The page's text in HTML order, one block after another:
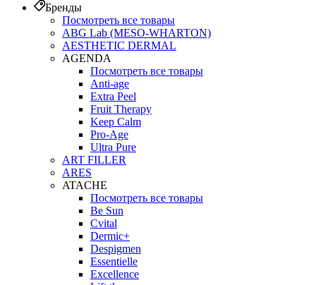
Бренды
Посмотреть все товары
ABG Lab (MESO-WHARTON)
AESTHETIC DERMAL
AGENDA
Посмотреть все товары
Anti-age
Extra Peel
Fruit Therapy
Keep Calm
Pro‑Age
Ultra Pure
ART FILLER
ARES
ATACHE
Посмотреть все товары
Be Sun
Cvital
Dermic+
Despigmen
Essentielle
Excellence